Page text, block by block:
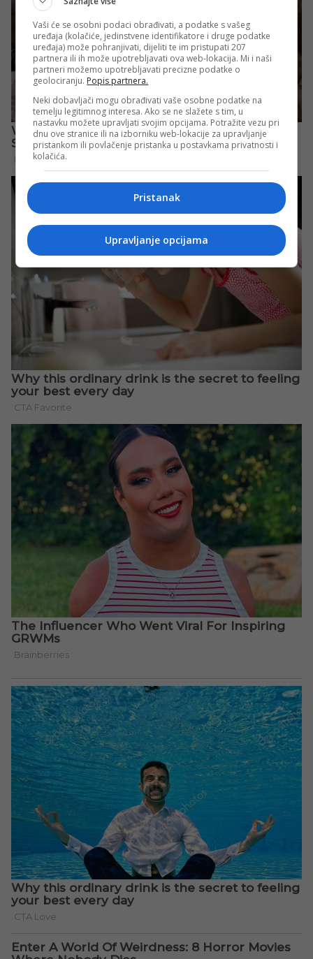
Vaši će se osobni podaci obrađivati, a podatke s vašeg
uređaja (kolačiće, jedinstvene identifikatore i druge podatke
uređaja) može pohranjivati, dijeliti te im pristupati 207
partnera ili ih može upotrebljavati ova web-lokacija. Mi i naši
partneri možemo upotrebljavati precizne podatke o
geolociranju. Popis partnera.
Neki dobavljači mogu obrađivati vaše osobne podatke na
temelju legitimnog interesa. Ako se ne slažete s tim, u
nastavku možete upravljati svojim opcijama. Potražite vezu pri
dnu ove stranice ili na izborniku web-lokacije za upravljanje
pristankom ili povlačenje pristanka u postavkama privatnosti i
kolačića.
Pristanak
Upravljanje opcijama